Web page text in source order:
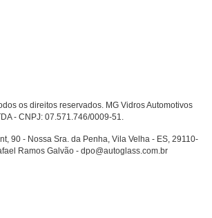
os direitos reservados. MG Vidros Automotivos
- CNPJ: 07.571.746/0009-51.
90 - Nossa Sra. da Penha, Vila Velha - ES, 29110-
Ramos Galvão - dpo@autoglass.com.br